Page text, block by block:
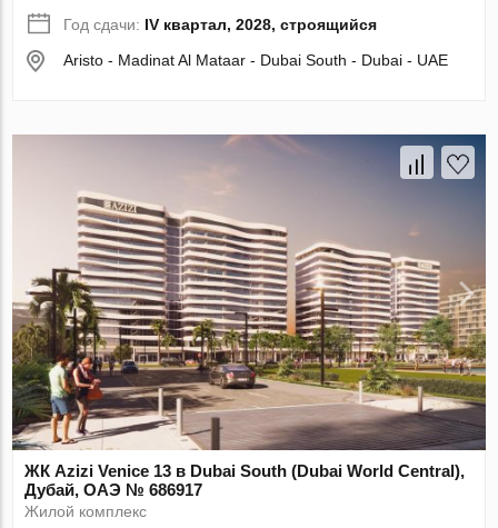
Год сдачи: IV квартал, 2028, строящийся
Aristo - Madinat Al Mataar - Dubai South - Dubai - UAE
ЖК Azizi Venice 13 в Dubai South (Dubai World Central),
Дубай, ОАЭ № 686917
Жилой комплекс